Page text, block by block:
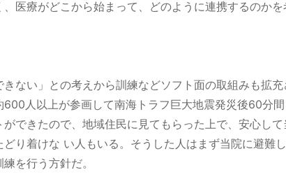
医療がどこから始まって、どのように連携するのか
きない」との考えから訓練などソフト面の取組みも
人以上が参画して南海トラフ巨大地震発災後60分
できたので、地域住民に見てもらった上で、安心し
り着けな い人もいる。そうした人はまず当院に避難
を行う方針だ。